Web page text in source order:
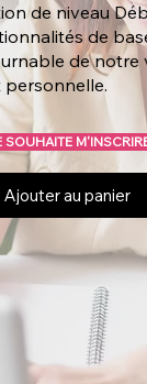
de niveau
de
de notre
SOUHAITE
Ajouter au panier